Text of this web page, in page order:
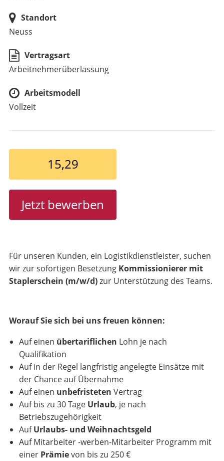
Standort
Neuss
Vertragsart
Arbeitnehmerüberlassung
Arbeitsmodell
Vollzeit
15,29
Jetzt bewerben
Für unseren Kunden, ein Logistikdienstleister, suchen
wir zur sofortigen Besetzung Kommissionierer mit
Staplerschein (m/w/d)zur Unterstützung des Teams.
Worauf Sie sich bei uns freuen können:
Auf einen übertariflichen Lohn je nach
Qualifikation
Auf in der Regel langfristig angelegte Einsätze mit
der Chance auf Übernahme
Auf einen unbefristeten Vertrag
Auf bis zu 30 Tage Urlaub, je nach
Betriebszugehörigkeit
AufUrlaubs- und Weihnachtsgeld
Auf Mitarbeiter -werben-Mitarbeiter Programm mit
einer Prämievon bis zu 250 €